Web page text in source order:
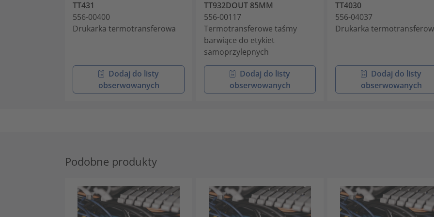
TT431
556-00400
Drukarka termotransferowa
Dodaj do listy
obserwowanych
TT932DOUT 85MM
556-00117
Termotransferowe taśmy
barwiące do etykiet
samoprzylepnych
Dodaj do listy
obserwowanych
TT4030
556-04037
Drukarka
Dodaj do listy
obserwowanych
Podobne produkty